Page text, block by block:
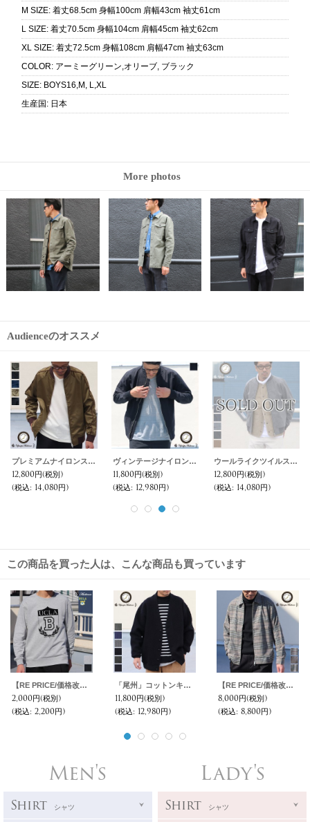
M SIZE: 着丈68.5cm 身幅100cm 肩幅43cm 袖丈61cm
L SIZE: 着丈70.5cm 身幅104cm 肩幅45cm 袖丈62cm
XL SIZE: 着丈72.5cm 身幅108cm 肩幅47cm 袖丈63cm
COLOR: アーミーグリーン,オリーブ, ブラック
SIZE: BOYS16,M, L,XL
生産国 : 日本
More photos
Audienceのオススメ
プレミアムナイロンスカA1ミリタリージャケット【MADE IN JAPAN】『日本製』【送料無料】 / Upscape Audience
12,800円(税別)
(税込: 14,080円)
ヴィンテージナイロンオックス MA1ブルゾン【MADE IN JAPAN】『日本製』 【送料無料】 / Upscape Audience
11,800円(税別)
(税込: 12,980円)
ウールライクツイルストレッチ MA1ブルゾン【MADE IN JAPAN】『日本製』 / Upscape Audience
12,800円(税別)
(税込: 14,080円)
この商品を買った人は、こんな商品も買っています
【RE PRICE/価格改定】UCLA"UCLA B"クルーネック長袖ライトスウェット / Audience
2,000円(税別)
(税込: 2,200円)
「尾州」コットンキルト くるみボタン 3XL カーディガン【MADE IN JAPAN】『日本製』【送料無料】 / Upscape Audience
11,800円(税別)
(税込: 12,980円)
【RE PRICE/価格改定】ギャバジンストレッチ チェック柄 ドリズラーJKT『日本製』 / Upscape Audience
8,000円(税別)
(税込: 8,800円)
Men's
Shirt シャツ
Lady's
Shirt シャツ